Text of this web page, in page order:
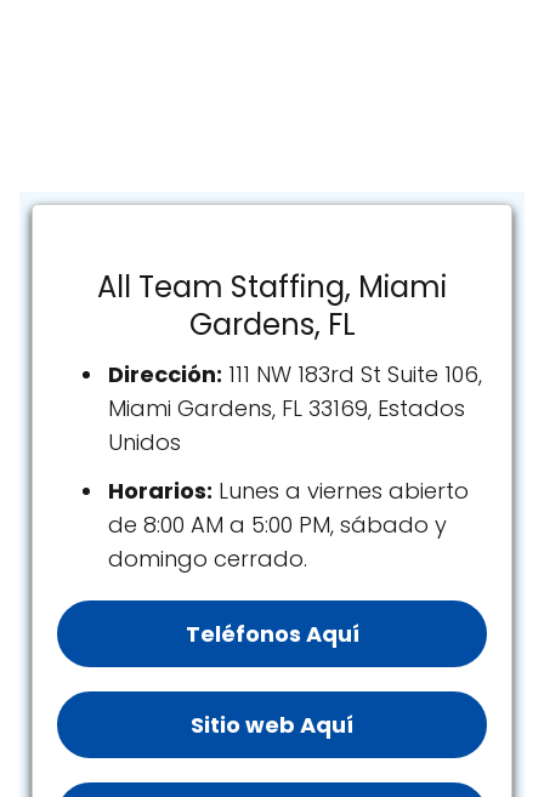
All Team Staffing, Miami
Gardens, FL
Dirección: 111 NW 183rd St Suite 106,
Miami Gardens, FL 33169, Estados
Unidos
Horarios: Lunes a viernes abierto
de 8:00 AM a 5:00 PM, sábado y
domingo cerrado.
Teléfonos Aquí
Sitio web Aquí